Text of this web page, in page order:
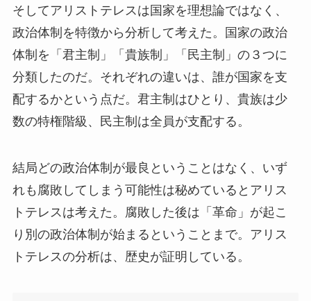
そしてアリストテレスは国家を理想論ではなく、
政治体制を特徴から分析して考えた。国家の政治
体制を「君主制」「貴族制」「民主制」の３つに
分類したのだ。それぞれの違いは、誰が国家を支
配するかという点だ。君主制はひとり、貴族は少
数の特権階級、民主制は全員が支配する。
結局どの政治体制が最良ということはなく、いず
れも腐敗してしまう可能性は秘めているとアリス
トテレスは考えた。腐敗した後は「革命」が起こ
り別の政治体制が始まるということまで。アリス
トテレスの分析は、歴史が証明している。